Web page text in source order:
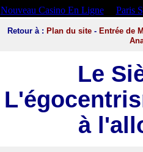
Nouveau Casino En Ligne Paris
Retour à : Plan du site - Entrée de
Le
à